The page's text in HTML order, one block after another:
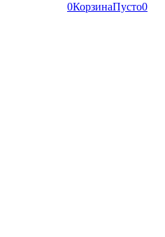
0КорзинаПусто0